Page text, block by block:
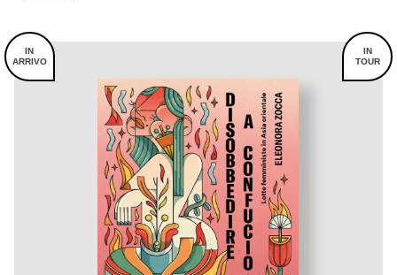
IN
ARRIVO
IN
TOUR